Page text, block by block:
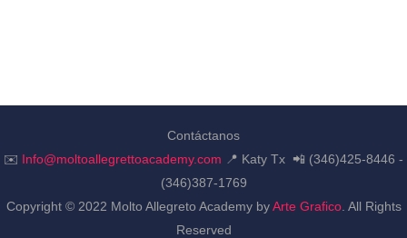
Contáctanos
✉️ Info@moltoallegrettoacademy.com 📍 Katy Tx 📲 (346)425-8446 -
(346)387-1769
Copyright © 2022 Molto Allegreto Academy byArte Grafico. All Rights
Reserved